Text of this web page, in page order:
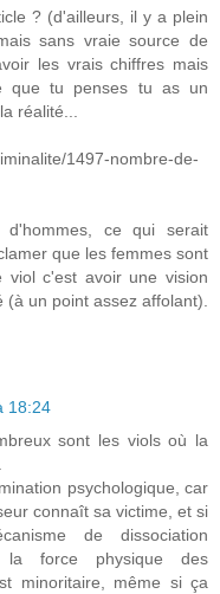
? (d'ailleurs, il y a plein
sans vraie source de
les vrais chiffres mais
que tu penses tu as un
réalité...
1497-nombre-de-
ce qui serait
que les femmes sont
viol c'est avoir une vision
un point assez affolant).
18:24
sont les viols où la
psychologique, car
connaît sa victime, et si
de dissociation
la force physique des
minoritaire, même si ça